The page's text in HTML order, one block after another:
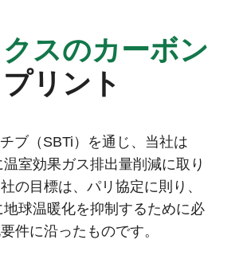
スのカーボン
リント
ブ（SBTi）を通じ、当社は
室効果ガス排出量削減に取り
の目標は、パリ協定に則り、
球温暖化を抑制するために必
件に沿ったものです。